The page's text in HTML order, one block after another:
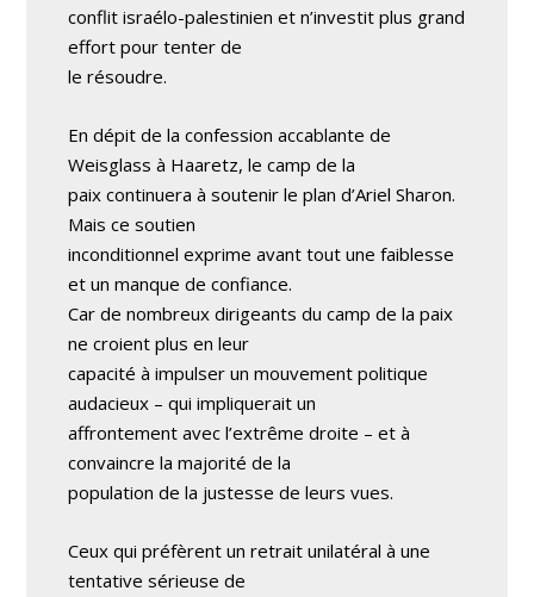
conflit israélo-palestinien et n’investit plus grand
effort pour tenter de
le résoudre.
En dépit de la confession accablante de
Weisglass à Haaretz, le camp de la
paix continuera à soutenir le plan d’Ariel Sharon.
Mais ce soutien
inconditionnel exprime avant tout une faiblesse
et un manque de confiance.
Car de nombreux dirigeants du camp de la paix
ne croient plus en leur
capacité à impulser un mouvement politique
audacieux – qui impliquerait un
affrontement avec l’extrême droite – et à
convaincre la majorité de la
population de la justesse de leurs vues.
Ceux qui préfèrent un retrait unilatéral à une
tentative sérieuse de